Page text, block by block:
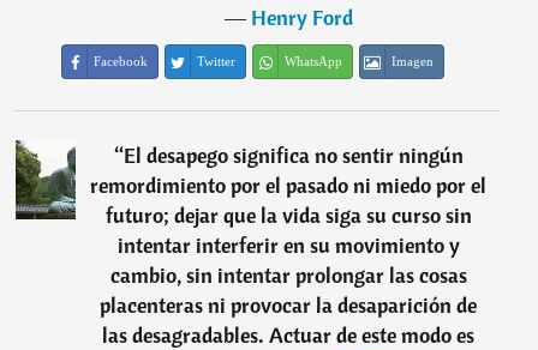
―Henry Ford
Facebook Twitter WhatsApp Imagen
“El desapego significa no sentir ningún
remordimiento por el pasado ni miedo por el
futuro; dejar que la vida siga su curso sin
intentar interferir en su movimiento y
cambio, sin intentar prolongar las cosas
placenteras ni provocar la desaparición de
las desagradables. Actuar de este modo es